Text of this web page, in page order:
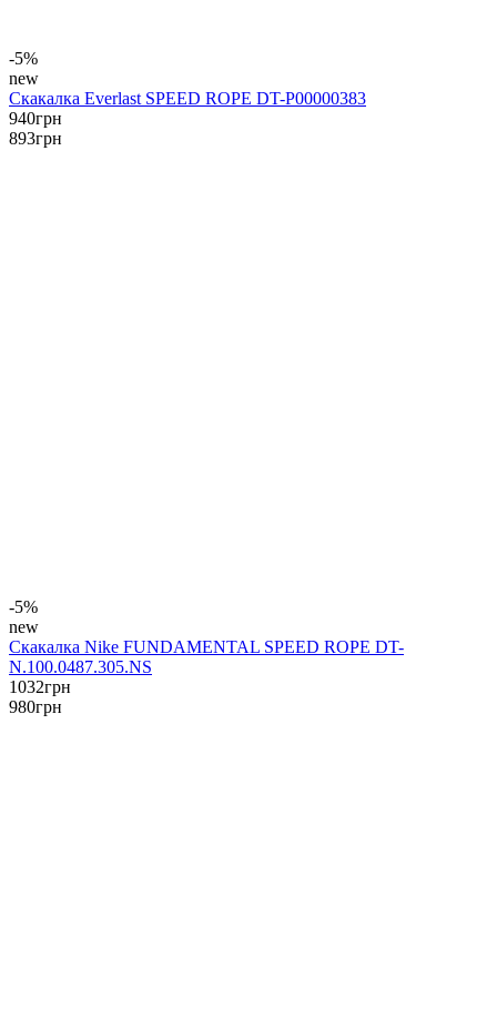
-5%
new
Скакалка Everlast SPEED ROPE DT-P00000383
940грн
893грн
-5%
new
Скакалка Nike FUNDAMENTAL SPEED ROPE DT-
N.100.0487.305.NS
1032грн
980грн